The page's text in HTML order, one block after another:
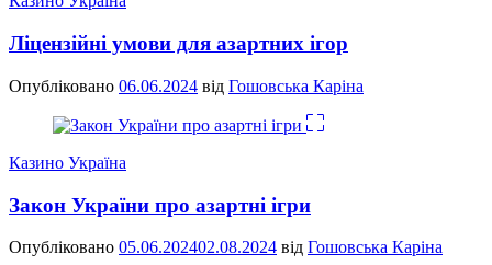
Ліцензійні умови для азартних ігор
Опубліковано 06.06.2024 від Гошовська Каріна
Казино Україна
Закон України про азартні ігри
Опубліковано 05.06.202402.08.2024 від Гошовська Каріна